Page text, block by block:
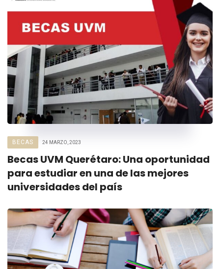
BECAS 24 MARZO, 2023
Becas UVM Querétaro: Una oportunidad
para estudiar en una de las mejores
universidades del país